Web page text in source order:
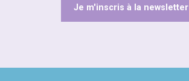
Je m'inscris à la newsletter